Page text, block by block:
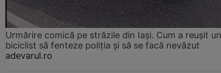
Urmărire comică pe străzile din Iași. Cum a reușit un
biciclist să fenteze poliția și să se facă nevăzut
adevarul.ro